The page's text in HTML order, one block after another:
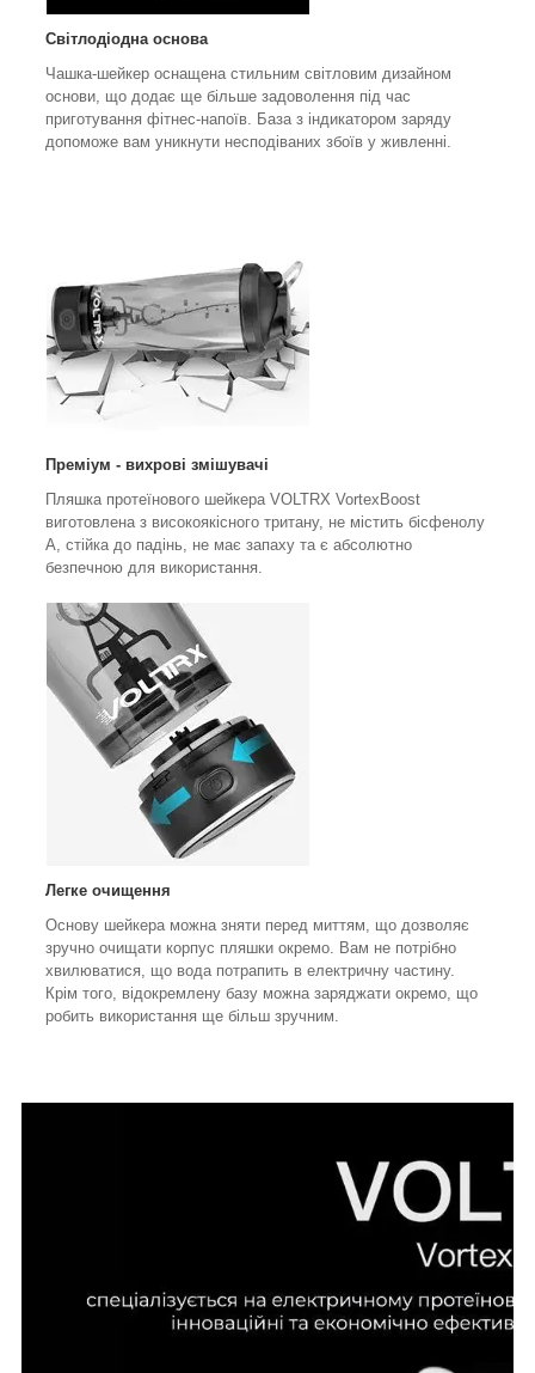
Світлодіодна основа
Чашка-шейкер оснащена стильним світловим дизайном
основи, що додає ще більше задоволення під час
приготування фітнес-напоїв. База з індикатором заряду
допоможе вам уникнути несподіваних збоїв у живленні.
Преміум - вихрові змішувачі
Пляшка протеїнового шейкера VOLTRX VortexBoost
виготовлена з високоякісного тритану, не містить бісфенолу
А, стійка до падінь, не має запаху та є абсолютно
безпечною для використання.
Легке очищення
Основу шейкера можна зняти перед миттям, що дозволяє
зручно очищати корпус пляшки окремо. Вам не потрібно
хвилюватися, що вода потрапить в електричну частину.
Крім того, відокремлену базу можна заряджати окремо, що
робить використання ще більш зручним.